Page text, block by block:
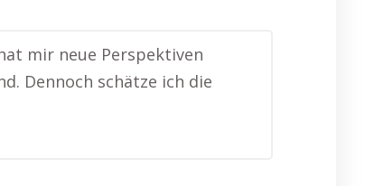
mir neue Perspektiven
Dennoch schätze ich die